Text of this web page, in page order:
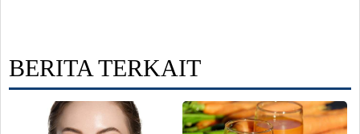
BERITA TERKAIT